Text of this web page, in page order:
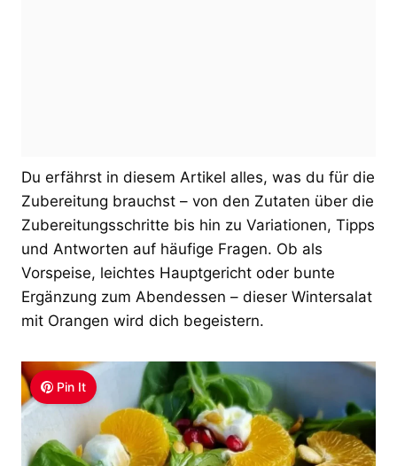
Du erfährst in diesem Artikel alles, was du für die
Zubereitung brauchst – von den Zutaten über die
Zubereitungsschritte bis hin zu Variationen, Tipps
und Antworten auf häufige Fragen. Ob als
Vorspeise, leichtes Hauptgericht oder bunte
Ergänzung zum Abendessen – dieser Wintersalat
mit Orangen wird dich begeistern.
Pin It